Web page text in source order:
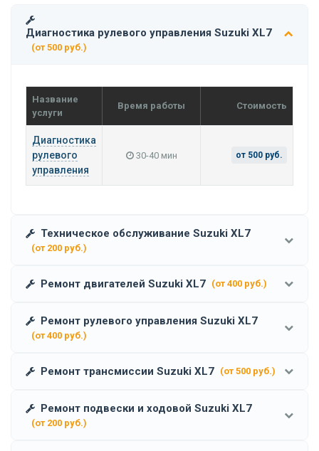
Диагностика рулевого управления Suzuki XL7
(от 500 руб.)
Название
услуги
Время работы Стоимость
Диагностика
рулевого
управления
30-40 мин от 500 руб.
Техническое обслуживание Suzuki XL7
(от 200 руб.)
Ремонт двигателей Suzuki XL7 (от 400 руб.)
Ремонт рулевого управления Suzuki XL7
(от 400 руб.)
Ремонт трансмиссии Suzuki XL7 (от 500 руб.)
Ремонт подвески и ходовой Suzuki XL7
(от 200 руб.)